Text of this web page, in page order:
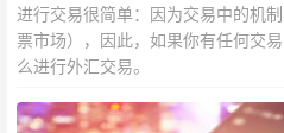
进行交易很简单：因为交易中的机
票市场），因此，如果你有任何交
么进行外汇交易。